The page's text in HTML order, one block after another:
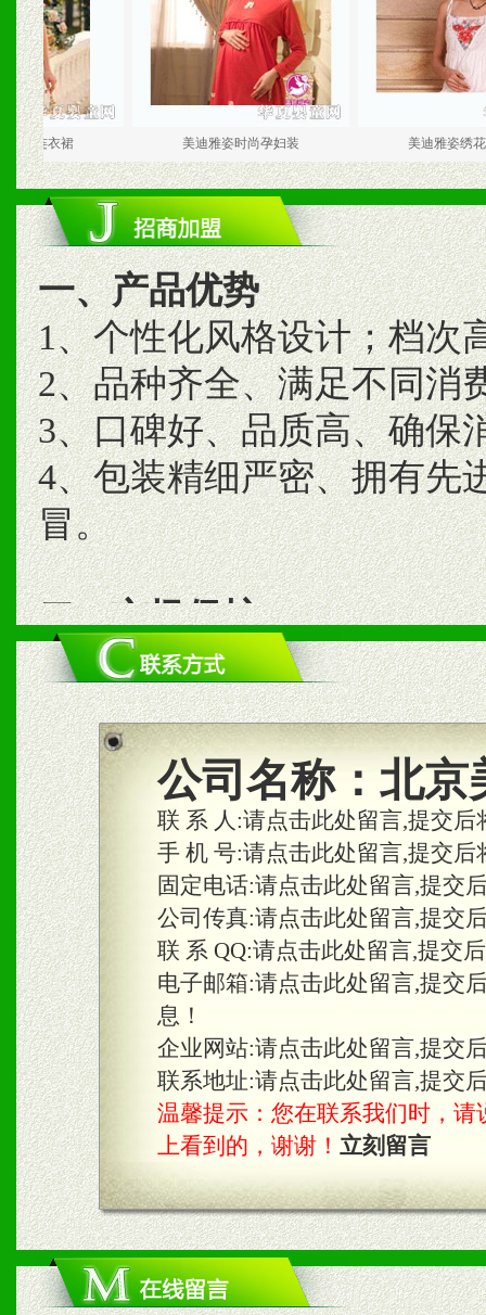
紫色连衣裙 美迪雅姿时尚孕妇装 美迪雅姿绣
一、产品优势
1、个性化风格设计；档次
2、品种齐全、满足不同消
3、口碑好、品质高、确保
4、包装精细严密、拥有先
冒。
二、市场保护
1、统一市场价格；建立全
商利润。
2、区域独家经营；建立区
合作关系。
三、物料及媒体
1、免费提供体验及宣传彩
2、不定期在各大知名网站
知名度和影响力。
3、根据地方实际情况提供
具。
四、市场操作及支持
1、根据区域市场协助制定
公司名称： 北京
联 系 人:请点击此处留言,提交
手 机 号:请点击此处留言,提交
固定电话:请点击此处留言,提交
公司传真:请点击此处留言,提交
联 系 QQ:请点击此处留言,提交
电子邮箱:请点击此处留言,提交
息！
企业网站:请点击此处留言,提交
联系地址:请点击此处留言,提交
温馨提示：您在联系我们时，请
上看到的，谢谢！ 立刻留言